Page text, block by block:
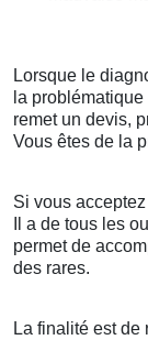
Lorsque le
la
remet un devis,
Vous êtes de la
Si vous
Il a de tous les
permet de
des rares.
La finalité est de